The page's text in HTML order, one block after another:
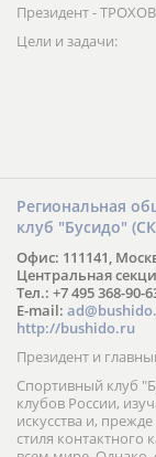
Президент -
Цели и задачи:
Региональная
клуб "Бусидо"
Офис: 111141,
Центральная
Тел.: +7 495 368-90-
E-mail:
http://bushido.ru
Президент и
Спортивный клуб
клубов России,
искусства и,
стиля контактного